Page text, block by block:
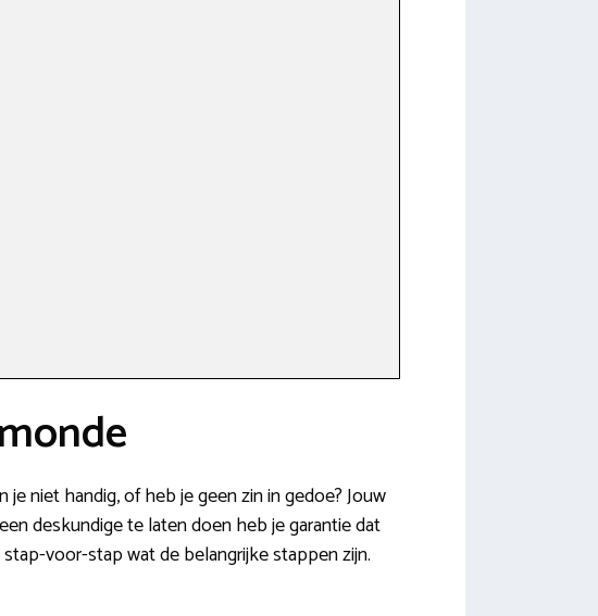
niet handig, of heb je geen zin in gedoe? Jouw
deskundige te laten doen heb je garantie dat
voor-stap wat de belangrijke stappen zijn.